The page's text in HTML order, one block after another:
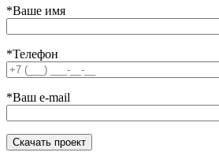
*Ваше имя
*Телефон
*Ваш e-mail